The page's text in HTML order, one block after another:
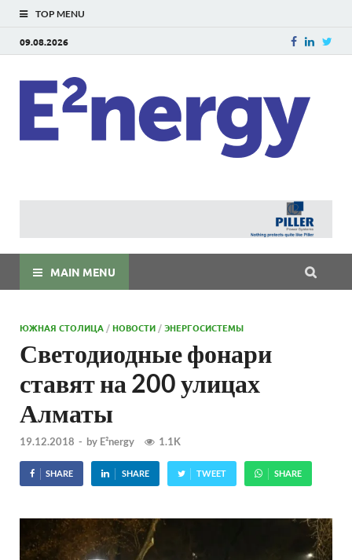
TOP MENU
09.08.2026
MAIN MENU
ЮЖНАЯ СТОЛИЦА /НОВОСТИ /ЭНЕРГОСИСТЕМЫ
Светодиодные фонари
ставят на 200 улицах
Алматы
19.12.2018 - by E²nergy 1.1K
SHARE SHARE TWEET SHARE